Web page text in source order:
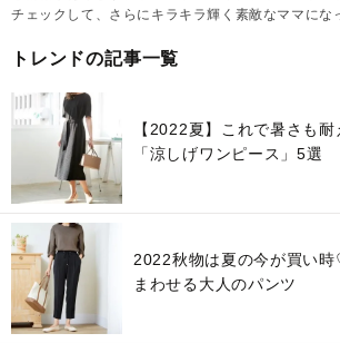
チェックして、さらにキラキラ輝く素敵なママに
トレンドの記事一覧
【2022夏】これで暑さも
「涼しげワンピース」5選
2022秋物は夏の今が買い
まわせる大人のパンツ